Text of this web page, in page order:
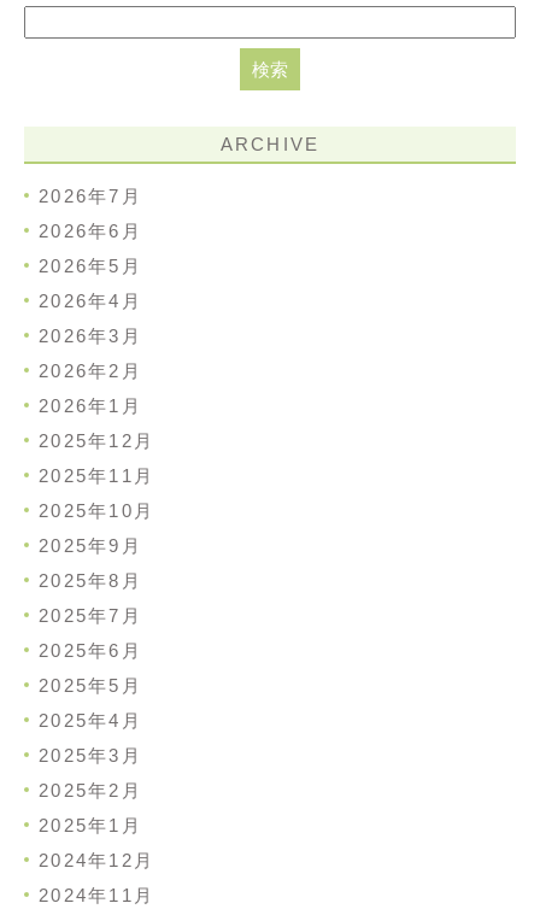
ARCHIVE
2026年7月
2026年6月
2026年5月
2026年4月
2026年3月
2026年2月
2026年1月
2025年12月
2025年11月
2025年10月
2025年9月
2025年8月
2025年7月
2025年6月
2025年5月
2025年4月
2025年3月
2025年2月
2025年1月
2024年12月
2024年11月